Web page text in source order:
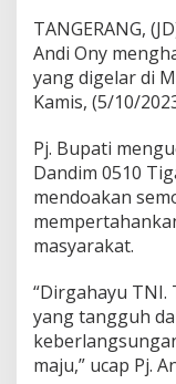
5
1
0
/
T
g
a
r
k
G
e
a
r
TANGERANG,
Andi Ony
yang digelar di
Kamis, (5/10/
Pj. Bupati
Dandim 0510
mendoakan
masyarakat.
“Dirgahayu TNI.
yang tangguh
maju,” ucap Pj.